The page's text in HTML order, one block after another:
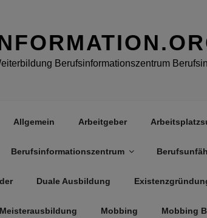
Berufsinformationszentrum
Allgemein Arbeitgeber
Berufsinformationszentrum
Duale Ausbildung
Meisterausbildung Mobbing Mobbing